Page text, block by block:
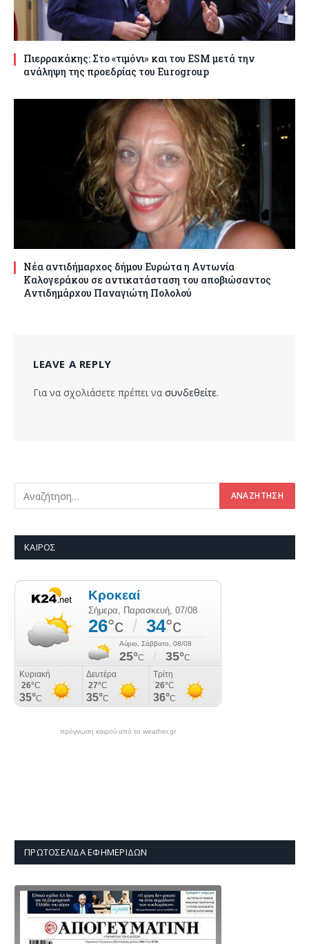
Πιερρακάκης: Στο «τιμόνι» και του ESM μετά την
ανάληψη της προεδρίας του Eurogroup
Νέα αντιδήμαρχος δήμου Ευρώτα η Αντωνία
Καλογεράκου σε αντικατάσταση του αποβιώσαντος
Αντιδημάρχου Παναγιώτη Πολολού
LEAVE A REPLY
Για να σχολιάσετε πρέπει να συνδεθείτε.
ΚΑΙΡΌΣ
πρόγνωση καιρού από το weather.gr
ΠΡΩΤΟΣΈΛΙΔΑ ΕΦΗΜΕΡΊΔΩΝ